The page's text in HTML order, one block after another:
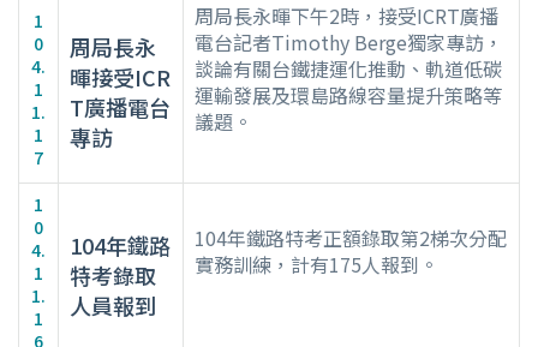
1
0
4.
1
1.
1
7
周局長永
暉接受ICR
T廣播電台
專訪
周局長永暉下午2時，接受ICRT廣播
電台記者Timothy Berge獨家專訪，
談論有關台鐵捷運化推動、軌道低碳
運輸發展及環島路線容量提升策略等
議題。
1
0
4.
1
1.
1
6
104年鐵路
特考錄取
人員報到
104年鐵路特考正額錄取第2梯次分配
實務訓練，計有175人報到。